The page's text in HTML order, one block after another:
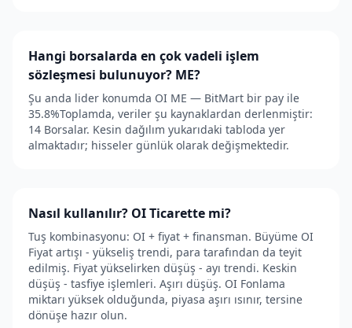
Hangi borsalarda en çok vadeli işlem
sözleşmesi bulunuyor? ME?
Şu anda lider konumda OI ME — BitMart bir pay ile
35.8%Toplamda, veriler şu kaynaklardan derlenmiştir:
14 Borsalar. Kesin dağılım yukarıdaki tabloda yer
almaktadır; hisseler günlük olarak değişmektedir.
Nasıl kullanılır? OI Ticarette mi?
Tuş kombinasyonu: OI + fiyat + finansman. Büyüme OI
Fiyat artışı - yükseliş trendi, para tarafından da teyit
edilmiş. Fiyat yükselirken düşüş - ayı trendi. Keskin
düşüş - tasfiye işlemleri. Aşırı düşüş. OI Fonlama
miktarı yüksek olduğunda, piyasa aşırı ısınır, tersine
dönüşe hazır olun.